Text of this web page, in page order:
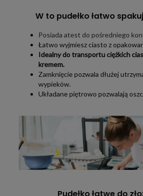
Posiada atest do pośredniego
Łatwo wyjmiesz ciasto z
Idealny do transportu ciężkich
kremem.
Zamknięcie pozwala dłużej
wypieków.